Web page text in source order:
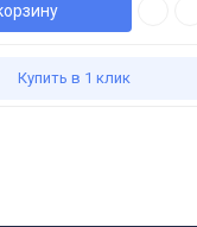
Купить в 1 клик